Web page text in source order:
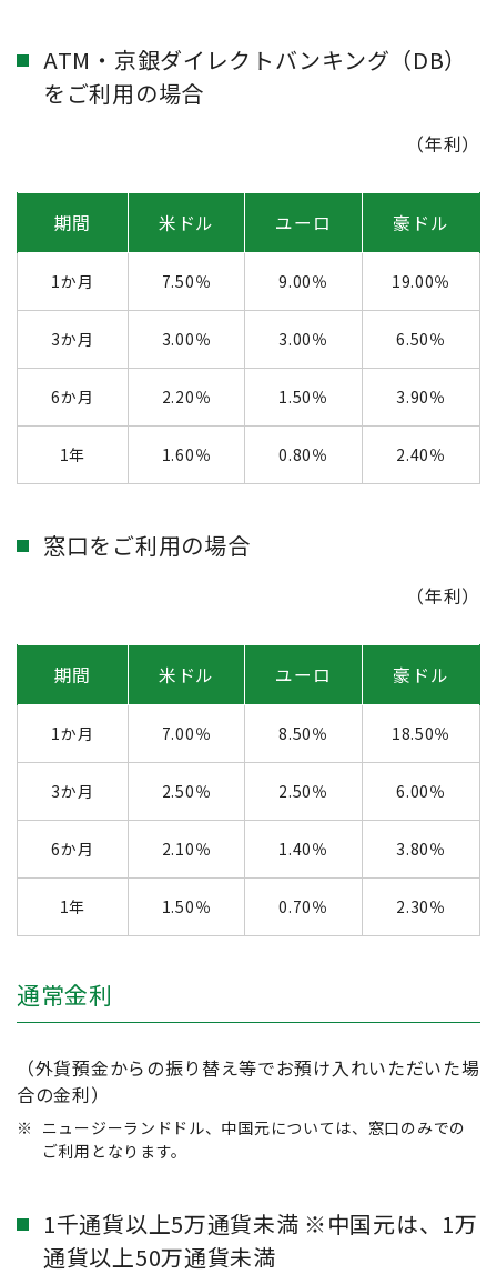
ATM・京銀ダイレクトバンキング（DB）
をご利用の場合
（年利）
期間 米ドル ユーロ 豪ドル
1か月 7.50％ 9.00％ 19.00％
3か月 3.00％ 3.00％ 6.50％
6か月 2.20％ 1.50％ 3.90％
1年 1.60％ 0.80％ 2.40％
窓口をご利用の場合
（年利）
期間 米ドル ユーロ 豪ドル
1か月 7.00％ 8.50％ 18.50％
3か月 2.50％ 2.50％ 6.00％
6か月 2.10％ 1.40％ 3.80％
1年 1.50％ 0.70％ 2.30％
通常金利
（外貨預金からの振り替え等でお預け入れいただいた場
合の金利）
※ ニュージーランドドル、中国元については、窓口のみでの
ご利用となります。
1千通貨以上5万通貨未満 ※中国元は、1万
通貨以上50万通貨未満